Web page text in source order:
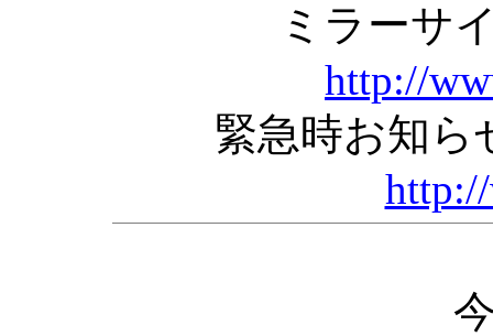
ミラーサ
http://
緊急時お知ら